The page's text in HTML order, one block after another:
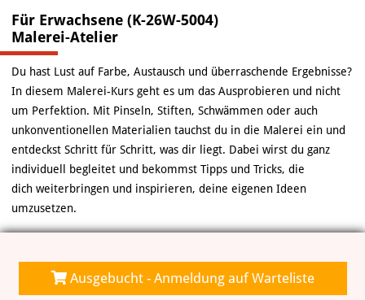
KUNST-WERKSTATT TURMSTRASSE
KUNST-VERMITTLUNG
ÜBER UNS
Für Erwachsene (K-26W-5004)
Malerei-Atelier
Du hast Lust auf Farbe, Austausch und überraschende Ergebnisse?
In diesem Malerei-Kurs geht es um das Ausprobieren und nicht
um Perfektion. Mit Pinseln, Stiften, Schwämmen oder auch
unkonventionellen Materialien tauchst du in die Malerei ein und
entdeckst Schritt für Schritt, was dir liegt. Dabei wirst du ganz
individuell begleitet und bekommst Tipps und Tricks, die
dich weiterbringen und inspirieren, deine eigenen Ideen
umzusetzen.
Ausgebucht - Anmeldung auf Warteliste